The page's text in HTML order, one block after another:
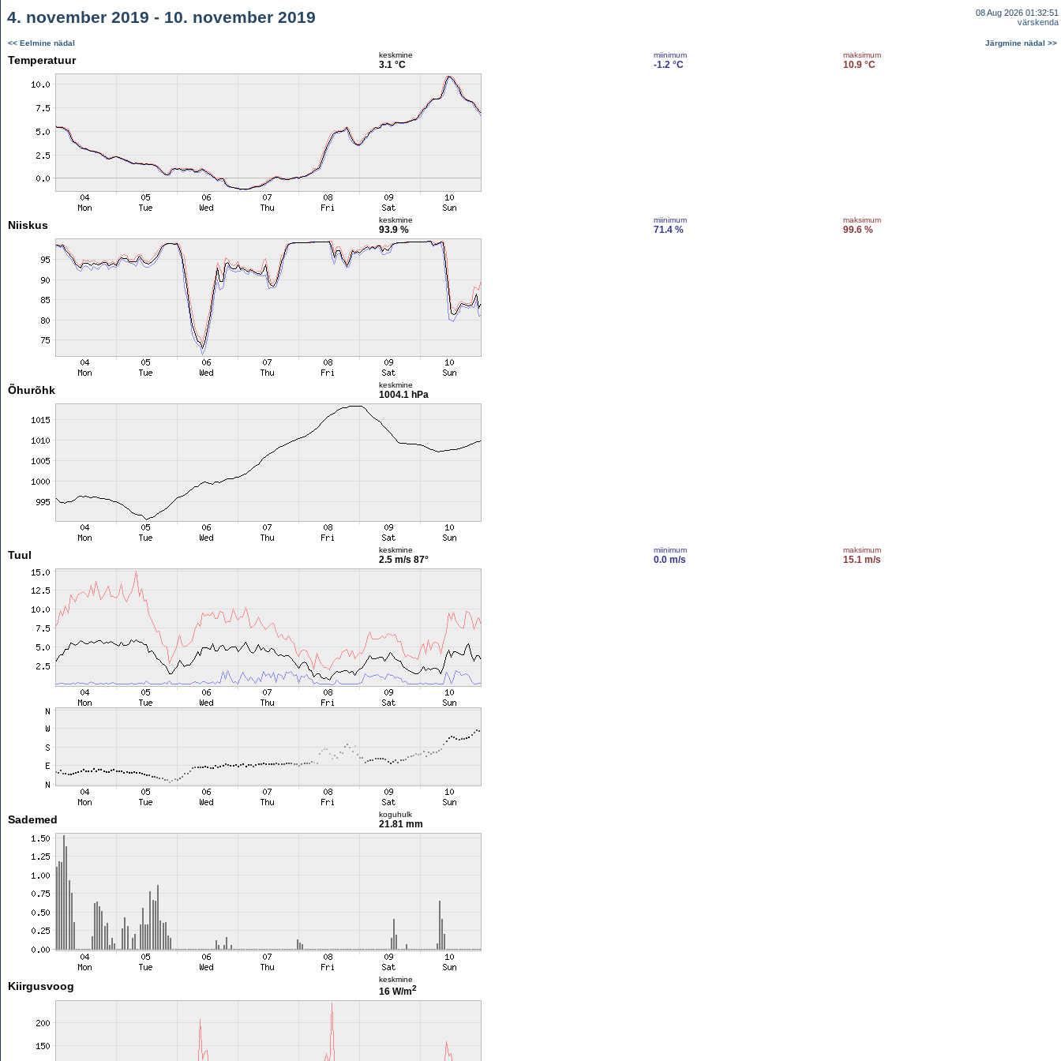
4. november 2019 - 10. november 2019
08 Aug 2026 01:32:51
värskenda
<< Eelmine nädal Järgmine nädal >>
Temperatuur keskmine
3.1 °C
miinimum
-1.2 °C
maksimum
10.9 °C
Niiskus keskmine
93.9 %
miinimum
71.4 %
maksimum
99.6 %
Õhurõhk keskmine
1004.1 hPa
Tuul keskmine
2.5 m/s 87°
miinimum
0.0 m/s
maksimum
15.1 m/s
Sademed koguhulk
21.81 mm
Kiirgusvoog
keskmine
16 W/m2